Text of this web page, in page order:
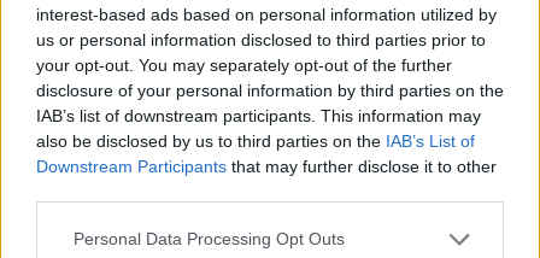
interest-based ads based on personal information utilized by
us or personal information disclosed to third parties prior to
your opt-out. You may separately opt-out of the further
disclosure of your personal information by third parties on the
IAB’s list of downstream participants. This information may
also be disclosed by us to third parties on the IAB’s List of
Downstream Participants that may further disclose it to other
Personal Data Processing Opt Outs
15 polskich komedii wszech czasów -
rozpoznasz je po jednym kadrze?